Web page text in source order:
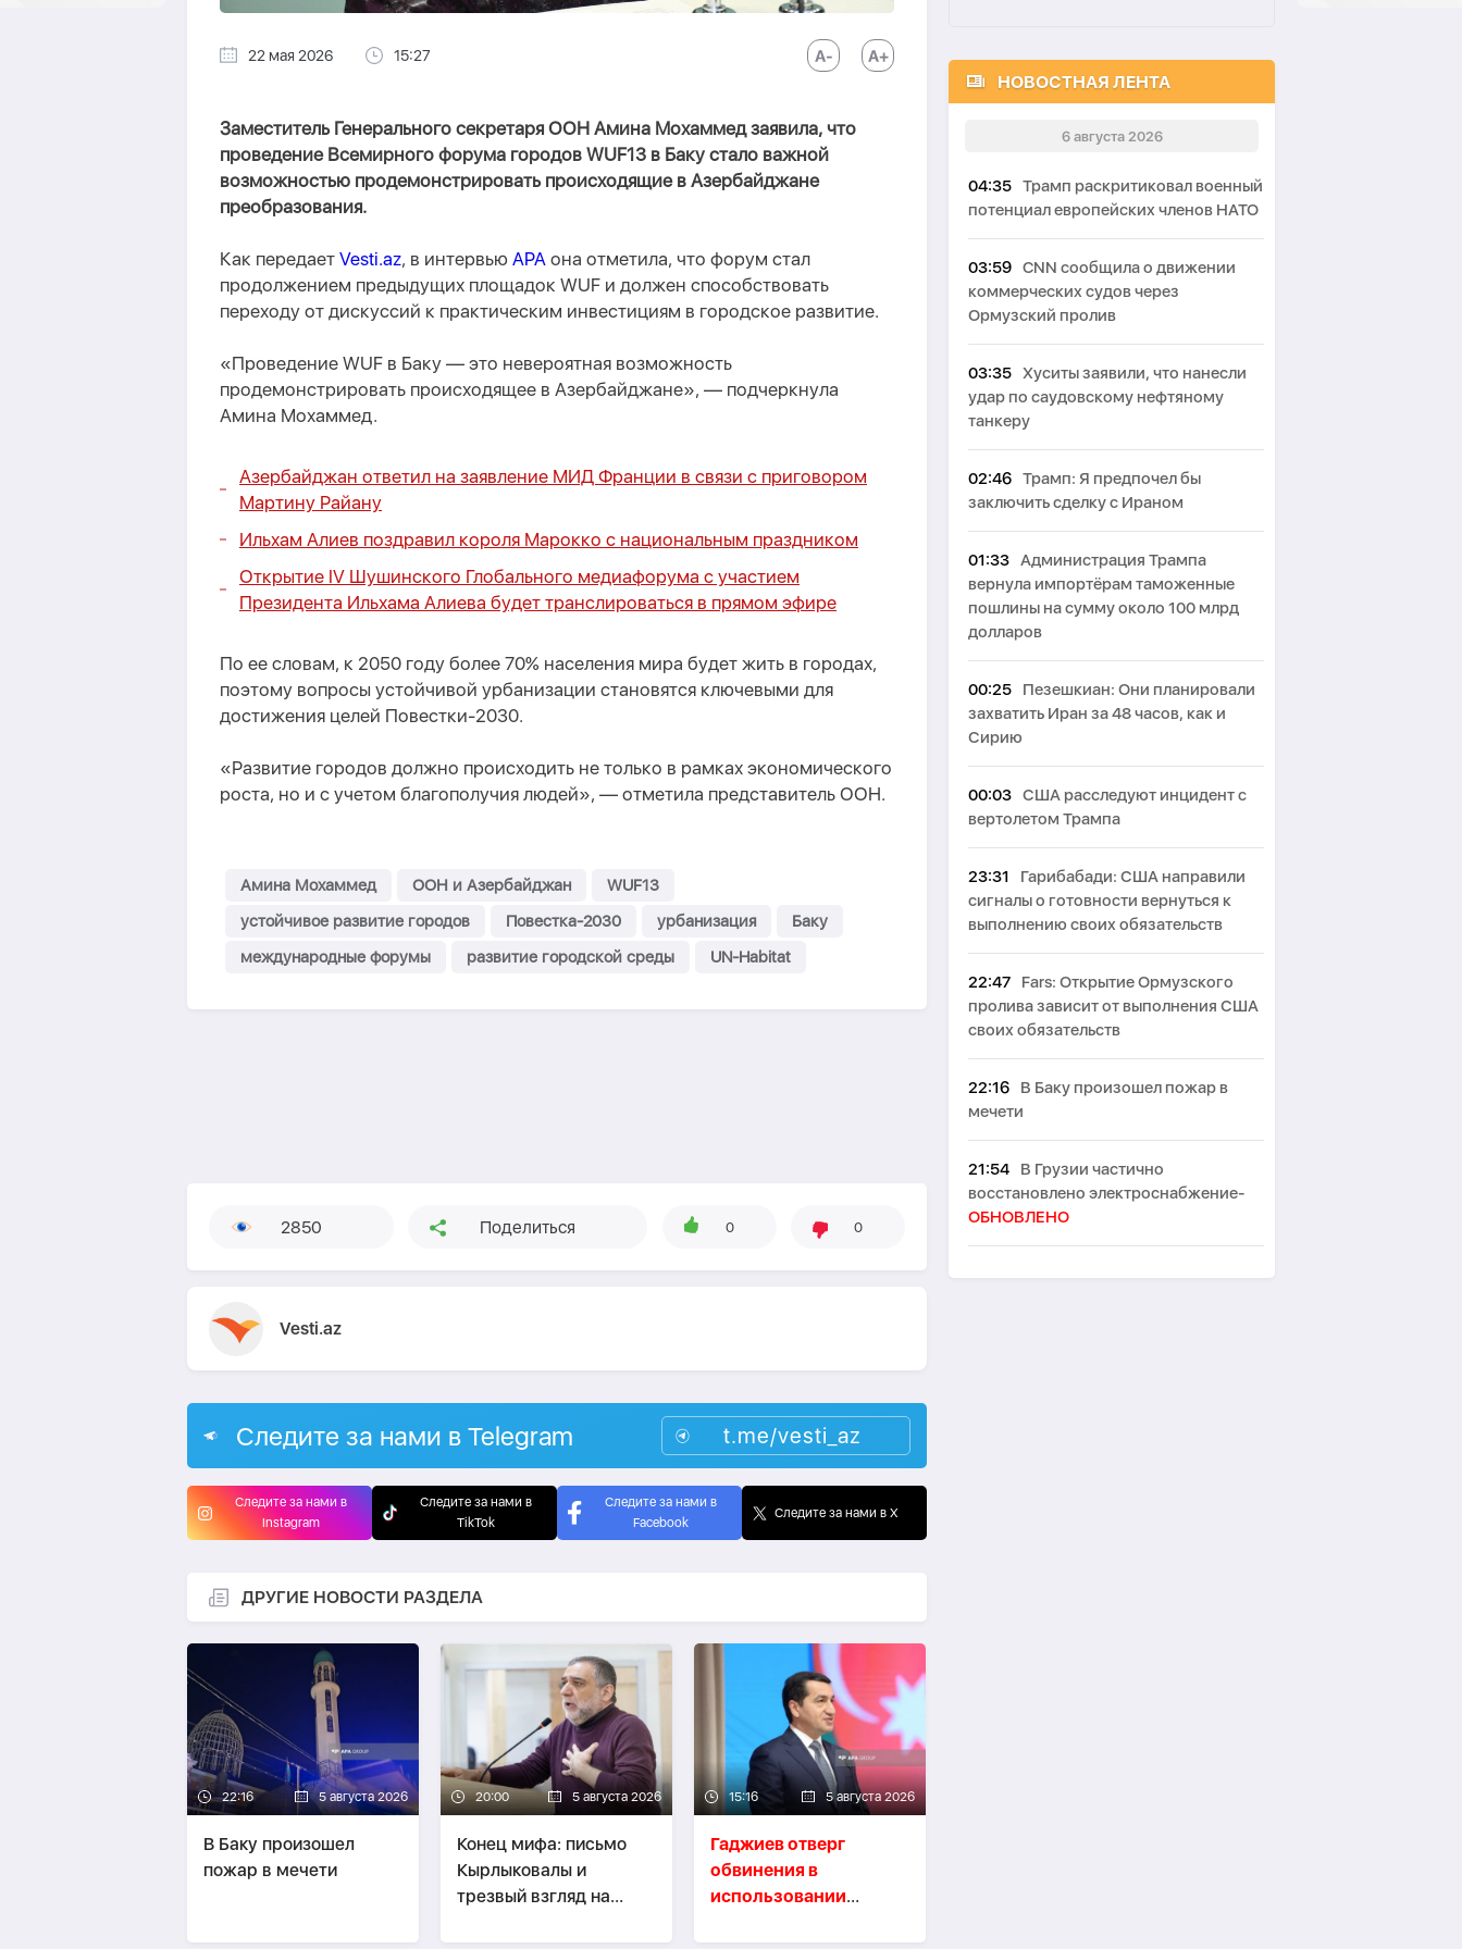
22 мая 2026 15:27
Заместитель Генерального секретаря ООН Амина Мохаммед заявила, что
проведение Всемирного форума городов WUF13 в Баку стало важной
возможностью продемонстрировать происходящие в Азербайджане
преобразования.
Как передает Vesti.az, в интервью APA она отметила, что форум стал
продолжением предыдущих площадок WUF и должен способствовать
переходу от дискуссий к практическим инвестициям в городское развитие.
«Проведение WUF в Баку — это невероятная возможность
продемонстрировать происходящее в Азербайджане», — подчеркнула
Амина Мохаммед.
Азербайджан ответил на заявление МИД Франции в связи с приговором
Мартину Райану
Ильхам Алиев поздравил короля Марокко с национальным праздником
Открытие IV Шушинского Глобального медиафорума с участием
Президента Ильхама Алиева будет транслироваться в прямом эфире
По ее словам, к 2050 году более 70% населения мира будет жить в городах,
поэтому вопросы устойчивой урбанизации становятся ключевыми для
достижения целей Повестки-2030.
«Развитие городов должно происходить не только в рамках экономического
роста, но и с учетом благополучия людей», — отметила представитель ООН.
Амина Мохаммед ООН и Азербайджан
WUF13
устойчивое развитие городов
Повестка-2030 урбанизация
Баку
международные форумы
развитие городской среды UN-Habitat
2850 Поделиться 0 0
Vesti.az
Следите за нами в Telegram t.me/vesti_az
Следите за нами в
Instagram
Следите за нами в
TikTok
Следите за нами в
Facebook
Следите за нами в X
ДРУГИЕ НОВОСТИ РАЗДЕЛА
22:16 5 августа 2026
В Баку произошел
пожар в мечети
20:00 5 августа 2026
Конец мифа: письмо
Кырлыковалы и
трезвый взгляд на
15:16 5 августа 2026
Гаджиев отверг
обвинения в
использовании
НОВОСТНАЯ ЛЕНТА
6 августа 2026
04:35 Трамп раскритиковал военный
потенциал европейских членов НАТО
03:59 CNN сообщила о движении
коммерческих судов через
Ормузский пролив
03:35 Хуситы заявили, что нанесли
удар по саудовскому нефтяному
танкеру
02:46 Трамп: Я предпочел бы
заключить сделку с Ираном
01:33 Администрация Трампа
вернула импортёрам таможенные
пошлины на сумму около 100 млрд
долларов
00:25
Пезешкиан: Они планировали
захватить Иран за 48 часов, как и
Сирию
00:03 США расследуют инцидент с
вертолетом Трампа
23:31
Гарибабади: США направили
сигналы о готовности вернуться к
выполнению своих обязательств
22:47
Fars: Открытие Ормузского
пролива зависит от выполнения США
своих обязательств
22:16
В Баку произошел пожар в
мечети
21:54
В Грузии частично
восстановлено электроснабжение-
ОБНОВЛЕНО
21:26 Reuters: Экспорт бензина и